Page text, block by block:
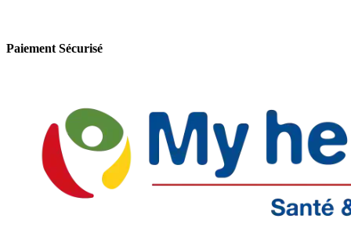
Paiement Sécurisé